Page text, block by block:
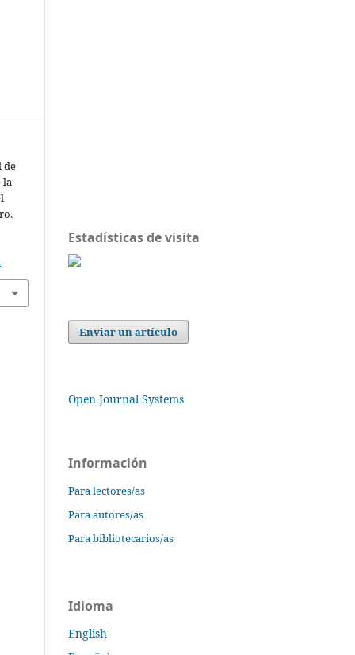
de
la
Estadísticas de visita
Enviar un artículo
Open Journal Systems
Información
Para lectores/as
Para autores/as
Para bibliotecarios/as
Idioma
English